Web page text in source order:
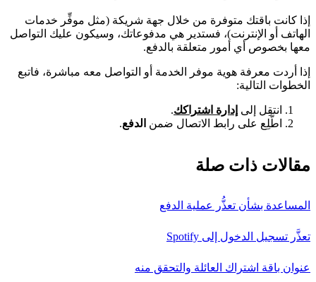
إذا كانت باقتك متوفرة من خلال جهة شريكة (مثل موفِّر خدمات
الهاتف أو الإنترنت)، فستدير هي مدفوعاتك، وسيكون عليك التواصل
معها بخصوص أي أمور متعلقة بالدفع.
إذا أردت معرفة هوية موفر الخدمة أو التواصل معه مباشرة، فاتبع
الخطوات التالية:
انتقِل إلى إدارة اشتراكك.
اطَّلِع على رابط الاتصال ضمن الدفع.
مقالات ذات صلة
المساعدة بشأن تعذُّر عملية الدفع
تعذَّر تسجيل الدخول إلى Spotify
عنوان باقة اشتراك العائلة والتحقق منه